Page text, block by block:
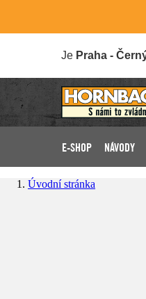
Je Praha -
E-SHOP NÁVODY
Úvodní stránka